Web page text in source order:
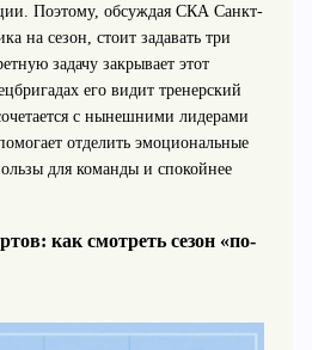
Поэтому, обсуждая СКА Санкт-
на сезон, стоит задавать три
задачу закрывает этот
его видит тренерский
с нынешними лидерами
отделить эмоциональные
для команды и спокойнее
как смотреть сезон «по-